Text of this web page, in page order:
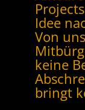
Idee
Von
keine
bringt